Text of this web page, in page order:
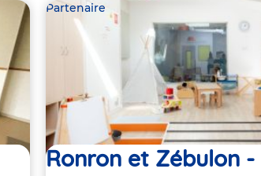
Partenaire
Ronron et Zébulon -